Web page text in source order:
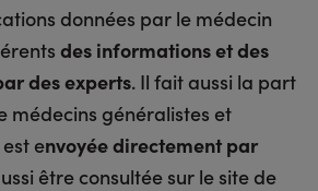
données par le médecin
des informations et des
des experts. Il fait aussi la part
médecins généralistes et
envoyée directement par
être consultée sur le site de